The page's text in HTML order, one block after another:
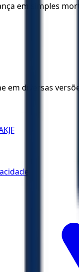
em simples
em diversas
KJF